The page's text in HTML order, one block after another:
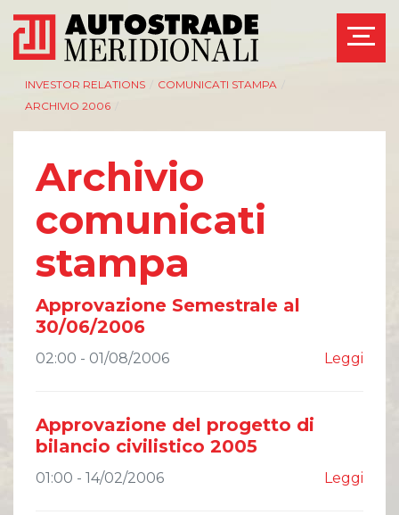
INVESTOR RELATIONS COMUNICATI STAMPA
ARCHIVIO 2006
Archivio
comunicati
stampa
Approvazione Semestrale al
30/06/2006
02:00 - 01/08/2006 Leggi
Approvazione del progetto di
bilancio civilistico 2005
01:00 - 14/02/2006 Leggi